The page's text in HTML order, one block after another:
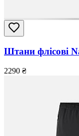
Штани флісові
2290 ₴